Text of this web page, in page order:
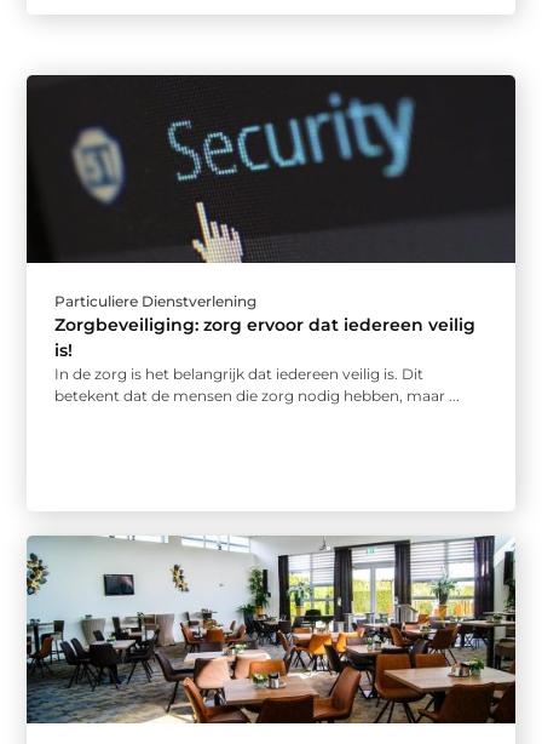
Particuliere Dienstverlening
Zorgbeveiliging: zorg ervoor dat iedereen veilig
is!
In de zorg is het belangrijk dat iedereen veilig is. Dit
betekent dat de mensen die zorg nodig hebben, maar ...